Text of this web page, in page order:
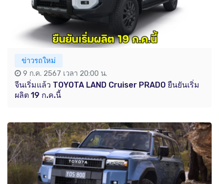
ข่าวรถใหม่
9 ก.ค. 2567 เวลา 20:00 น.
จีนเริ่มแล้ว TOYOTA LAND Cruiser PRADO ยืนยันเริ่ม
ผลิต 19 ก.ค.นี้